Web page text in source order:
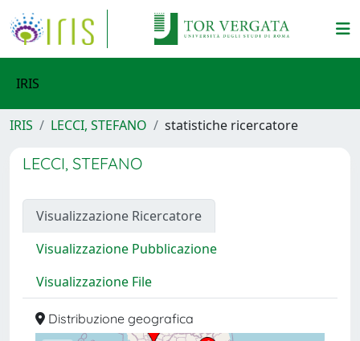
IRIS
IRIS LECCI, STEFANO statistiche ricercatore
LECCI, STEFANO
Visualizzazione Ricercatore
Visualizzazione Pubblicazione
Visualizzazione File
Distribuzione geografica